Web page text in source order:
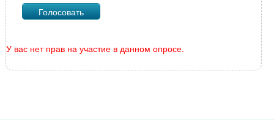
У вас нет прав на участие в данном опросе.